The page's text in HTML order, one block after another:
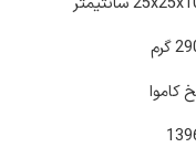
گرم
کاموا